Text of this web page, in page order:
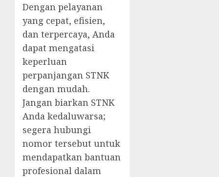
Dengan pelayanan
yang cepat, efisien,
dan terpercaya, Anda
dapat mengatasi
keperluan
perpanjangan STNK
dengan mudah.
Jangan biarkan STNK
Anda kedaluwarsa;
segera hubungi
nomor tersebut untuk
mendapatkan bantuan
profesional dalam